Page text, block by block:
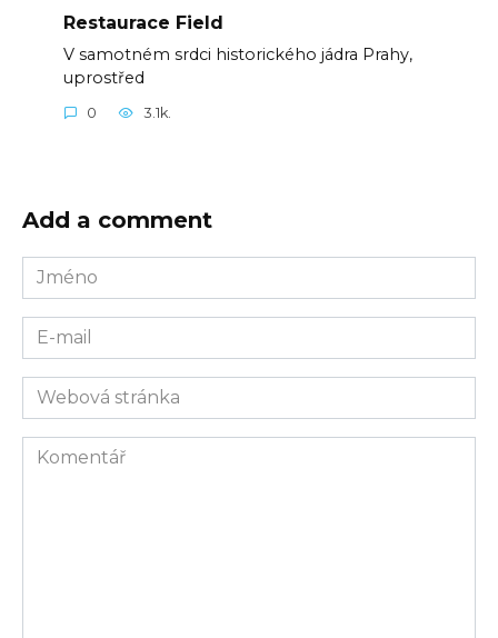
Restaurace Field
V samotném srdci historického jádra Prahy,
uprostřed
0 3.1k.
Add a comment
Jméno
E-
mail
Webová
stránka
Komentář